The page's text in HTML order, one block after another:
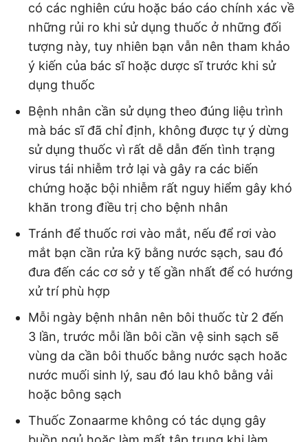
có các nghiên cứu hoặc báo cáo chính xác về
những rủi ro khi sử dụng thuốc ở những đối
tượng này, tuy nhiên bạn vẫn nên tham khảo
ý kiến của bác sĩ hoặc dược sĩ trước khi sử
dụng thuốc
Bệnh nhân cần sử dụng theo đúng liệu trình
mà bác sĩ đã chỉ định, không được tự ý dừng
sử dụng thuốc vì rất dễ dẫn đến tình trạng
virus tái nhiễm trở lại và gây ra các biến
chứng hoặc bội nhiễm rất nguy hiểm gây khó
khăn trong điều trị cho bệnh nhân
Tránh để thuốc rơi vào mắt, nếu để rơi vào
mắt bạn cần rửa kỹ bằng nước sạch, sau đó
đưa đến các cơ sở y tế gần nhất để có hướng
xử trí phù hợp
Mỗi ngày bệnh nhân nên bôi thuốc từ 2 đến
3 lần, trước mỗi lần bôi cần vệ sinh sạch sẽ
vùng da cần bôi thuốc bằng nước sạch hoăc
nước muối sinh lý, sau đó lau khô bằng vải
hoặc bông sạch
Thuốc Zonaarme không có tác dụng gây